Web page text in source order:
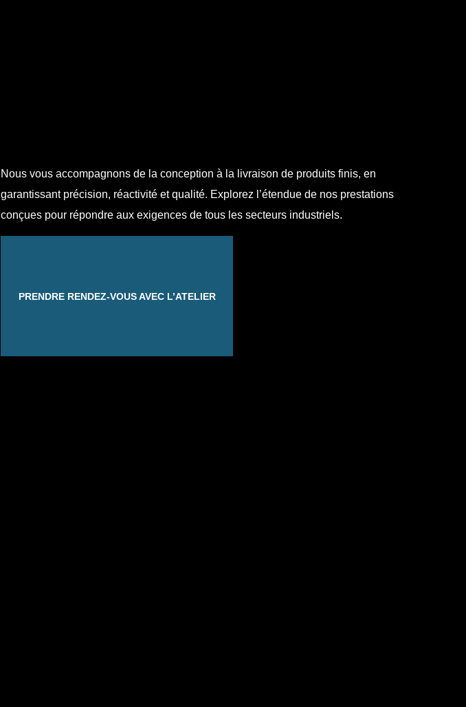
Nous vous accompagnons de la conception à la livraison de produits finis, en
garantissant précision, réactivité et qualité. Explorez l’étendue de nos prestations
conçues pour répondre aux exigences de tous les secteurs industriels.
PRENDRE RENDEZ-VOUS AVEC L’ATELIER